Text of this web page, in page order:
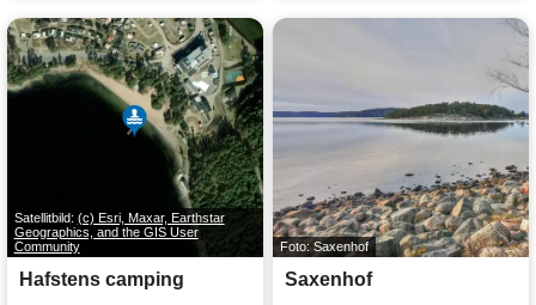
Satellitbild: (c) Esri, Maxar, Earthstar
Geographics, and the GIS User
Community
Hafstens camping
Foto: Saxenhof
Saxenhof